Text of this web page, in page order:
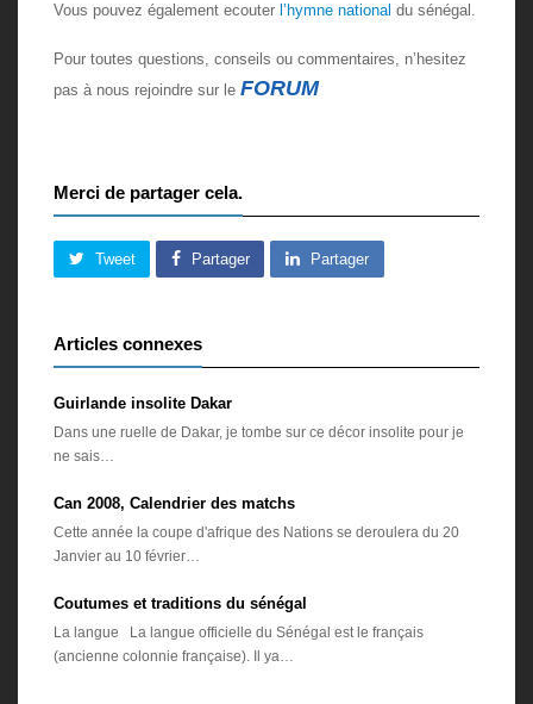
Vous pouvez également ecouter l’hymne national du sénégal.
Pour toutes questions, conseils ou commentaires, n’hesitez
pas à nous rejoindre sur le FORUM
Merci de partager cela.
Tweet Partager Partager
Articles connexes
Guirlande insolite Dakar
Dans une ruelle de Dakar, je tombe sur ce décor insolite pour je
ne sais…
Can 2008, Calendrier des matchs
Cette année la coupe d'afrique des Nations se deroulera du 20
Janvier au 10 février…
Coutumes et traditions du sénégal
La langue La langue officielle du Sénégal est le français
(ancienne colonnie française). Il ya…